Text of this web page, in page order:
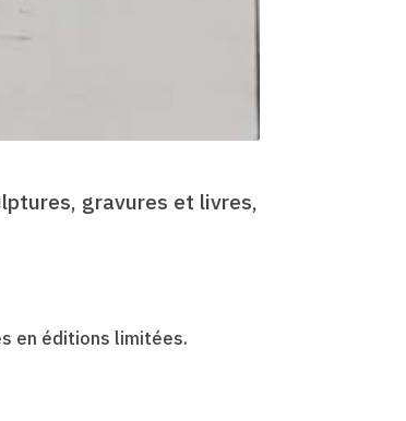
gravures et livres,
en éditions limitées.